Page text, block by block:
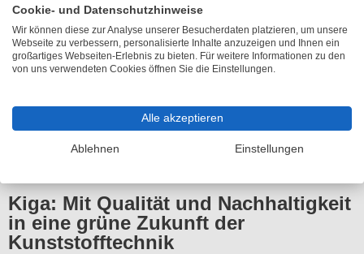
KIGA Paletten-Aufsatzrahmen - VPE 5
Lieferzeit 6-10 Arbeitstage
Seite 1 von 2
Kiga: Mit Qualität und Nachhaltigkeit
in eine grüne Zukunft der
Kunststofftechnik
Cookie- und Datenschutzhinweise
Wir können diese zur Analyse unserer Besucherdaten platzieren, um unsere
Webseite zu verbessern, personalisierte Inhalte anzuzeigen und Ihnen ein
großartiges Webseiten-Erlebnis zu bieten. Für weitere Informationen zu den
von uns verwendeten Cookies öffnen Sie die Einstellungen.
Alle akzeptieren
Ablehnen Einstellungen